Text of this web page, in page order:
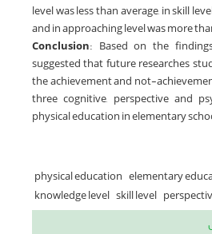
level was less than average, in skill
and in approaching level was more
Conclusion: Based on the
suggested that future researches
the achievement and not-
three cognitive, perspective and
physical education in elementary
physical education elementary
knowledge level skill level